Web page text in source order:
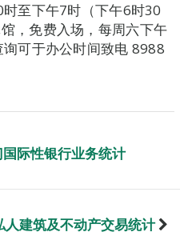
至下午7时（下午6时30
，免费入场，每周六下午
可于办公时间致电 8988
际性银行业务统计
建筑及不动产交易统计